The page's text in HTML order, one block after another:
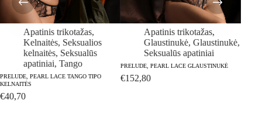
Apatinis trikotažas,
Kelnaitės, Seksualios
kelnaitės, Seksualūs
apatiniai, Tango
PRELUDE, PEARL LACE TANGO TIPO
KELNAITĖS
€40,70
Apatinis trikotažas,
Glaustinukė,Glaustinukė,
Seksualūs apatiniai
PRELUDE, PEARL LACE GLAUSTINUKĖ
€152,80